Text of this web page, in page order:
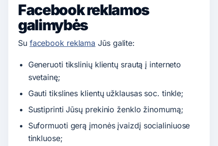
Facebook reklamos
galimybės
Su facebook reklama Jūs galite:
Generuoti tikslinių klientų srautą į interneto
svetainę;
Gauti tikslines klientų užklausas soc. tinkle;
Sustiprinti Jūsų prekinio ženklo žinomumą;
Suformuoti gerą įmonės įvaizdį socialiniuose
tinkluose;